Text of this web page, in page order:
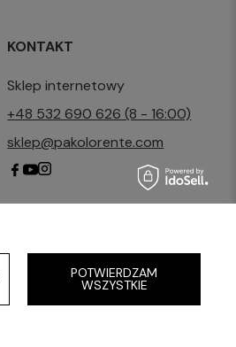
KONTAKT
Sklep internetowy
+48 532 690 626 (8 - 16:00)
sklep@pakolorente.com
POTWIERDZAM
WSZYSTKIE